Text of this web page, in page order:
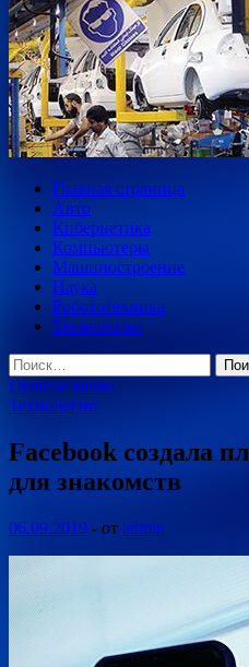
Главная страница
Авто
Кибернетика
Компьютеры
Машиностроение
Наука
Робототехника
Технологии
Найти:
Главное меню
Технологии
Facebook создала
для знакомств
06.09.2019 - от admin